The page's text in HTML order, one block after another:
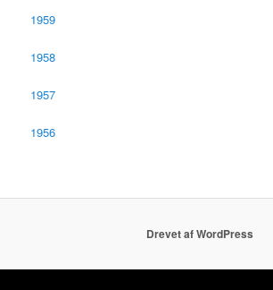
1959
1958
1957
1956
Drevet af WordPress